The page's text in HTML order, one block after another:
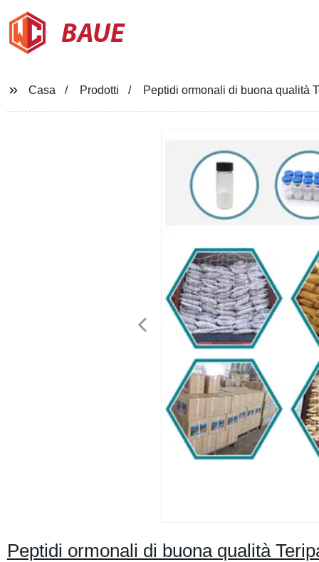
BAUE
Casa Prodotti Peptidi ormonali di buona qualità
Peptidi ormonali di buona qualità